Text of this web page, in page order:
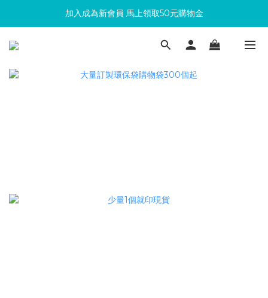
滿300回饋10%購物金
加入成為新會員 馬上領取50元購物金
滿300回饋10%購物金